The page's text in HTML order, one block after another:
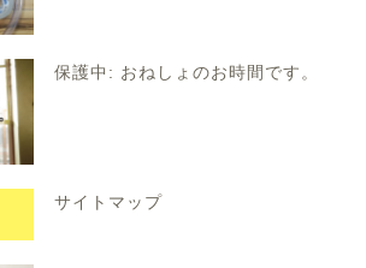
保護中: おねしょのお時間です。
サイトマップ